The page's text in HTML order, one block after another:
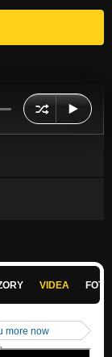
VIDEA
more now